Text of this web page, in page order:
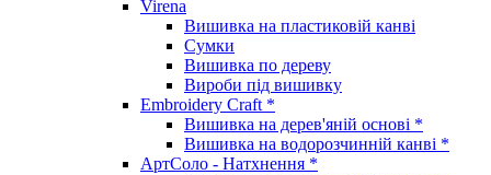
Virena
Вишивка на пластиковій канві
Сумки
Вишивка по дереву
Вироби під вишивку
Embroidery Craft *
Вишивка на дерев'яній основі *
Вишивка на водорозчинній канві *
АртСоло - Натхнення *